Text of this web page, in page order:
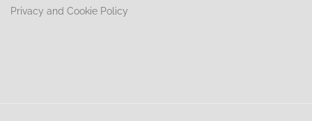
Privacy and Cookie Policy